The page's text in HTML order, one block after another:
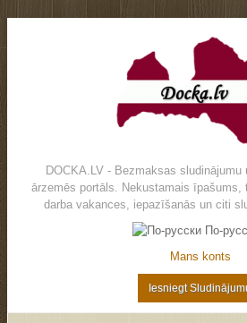
DOCKA.LV - Bezmaksas
ārzemēs portāls. Nekustamais īpašums,
darba vakances, iepazīšanās un citi
По-
Mans konts
Iesniegt